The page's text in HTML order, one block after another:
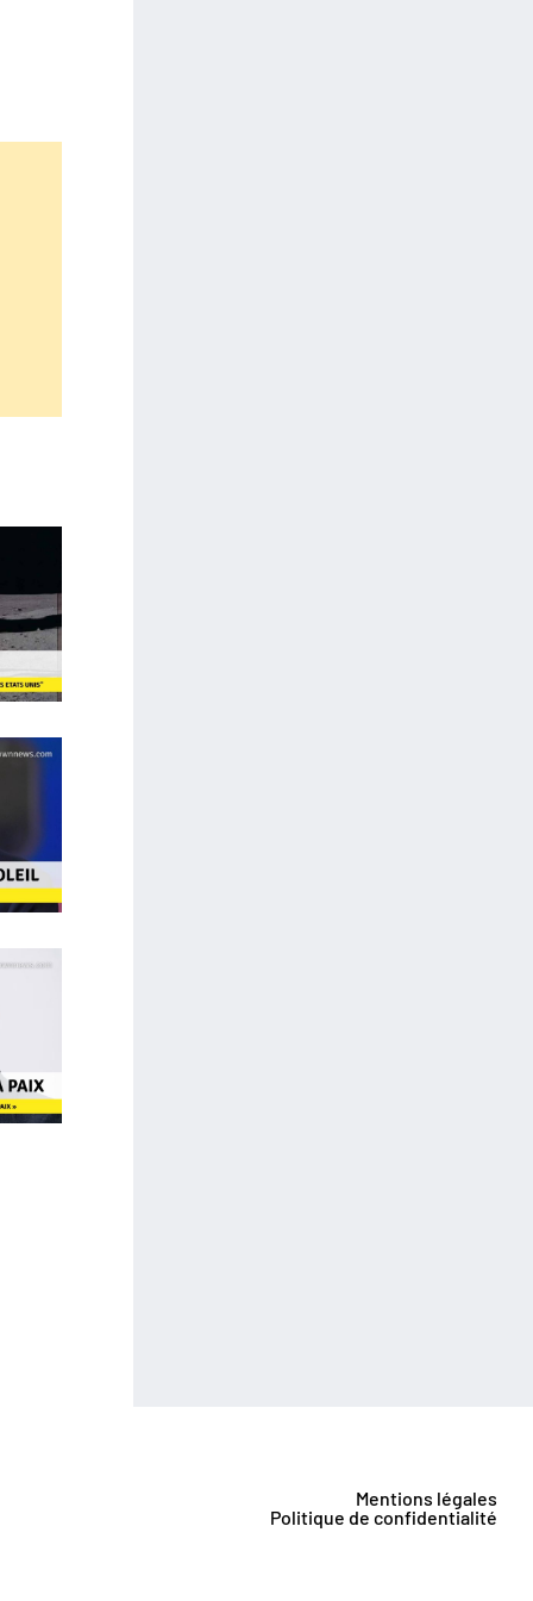
Mentions légales
Politique de confidentialité